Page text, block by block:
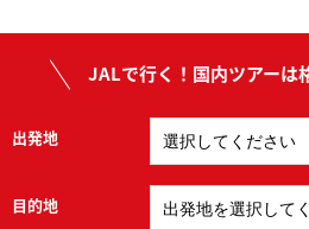
JALで行く！国内ツアーは
出発地
目的地